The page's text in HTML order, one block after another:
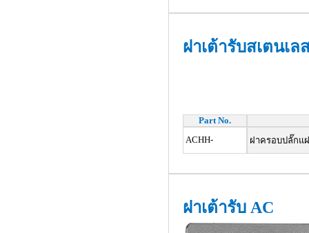
ฝาเต้ารับสเตนเล
Part No.
ACHH-
ฝาครอบปลั๊กแฝ
ฝาเต้ารับ AC